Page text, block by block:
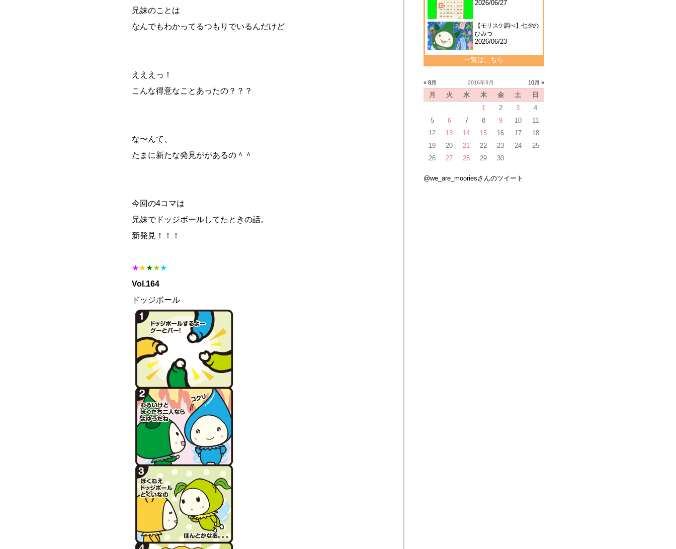
兄妹のことは
なんでもわかってるつもりでいるんだけど
えええっ！
こんな得意なことあったの？？？
な〜んて、
たまに新たな発見ががあるの＾＾
今回の4コマは
兄妹でドッジボールしてたときの話。
新発見！！！
★★★★★
Vol.164
ドッジボール
2026/06/27
【モリスケ調べ】七夕の
ひみつ
2026/06/23
一覧はこちら
« 8月 2016年9月 10月 »
月 火 水 木 金 土
日
1
2 3
4
5
6 7 8 9 10
11
12
13 14 15 16 17
18
19
20 21 22 23 24
25
26
27 28 29 30
@we_are_mooriesさんのツイート